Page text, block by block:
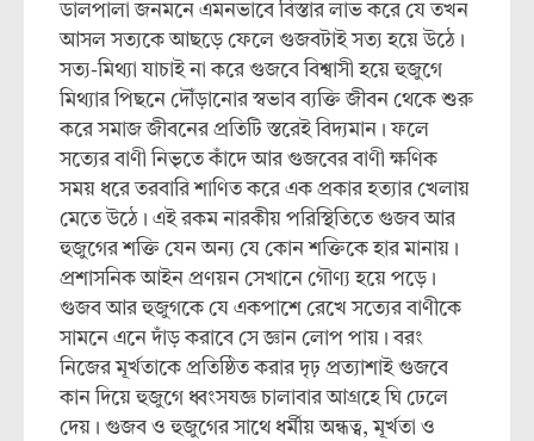
ডালপালা জনমনে এমনভাবে বিস্তার লাভ করে যে তখন
আসল সত্যকে আছড়ে ফেলে গুজবটাই সত্য হয়ে উঠে।
সত্য-মিথ্যা যাচাই না করে গুজবে বিশ্বাসী হয়ে হুজুগে
মিথ্যার পিছনে দৌঁড়ানোর স্বভাব ব্যক্তি জীবন থেকে শুরু
করে সমাজ জীবনের প্রতিটি স্তরেই বিদ্যমান। ফলে
সত্যের বাণী নিভৃতে কাঁদে আর গুজবের বাণী ক্ষণিক
সময় ধরে তরবারি শাণিত করে এক প্রকার হত্যার খেলায়
মেতে উঠে। এই রকম নারকীয় পরিস্থিতিতে গুজব আর
হুজুগের শক্তি যেন অন্য যে কোন শক্তিকে হার মানায়।
প্রশাসনিক আইন প্রণয়ন সেখানে গৌণ্য হয়ে পড়ে।
গুজব আর হুজুগকে যে একপাশে রেখে সত্যের বাণীকে
সামনে এনে দাঁড় করাবে সে জ্ঞান লোপ পায়। বরং
নিজের মূর্খতাকে প্রতিষ্ঠিত করার দৃঢ় প্রত্যাশাই গুজবে
কান দিয়ে হুজুগে ধ্বংসযজ্ঞ চালাবার আগ্রহে ঘি ঢেলে
দেয়। গুজব ও হুজুগের সাথে ধর্মীয় অন্ধত্ব, মূর্খতা ও